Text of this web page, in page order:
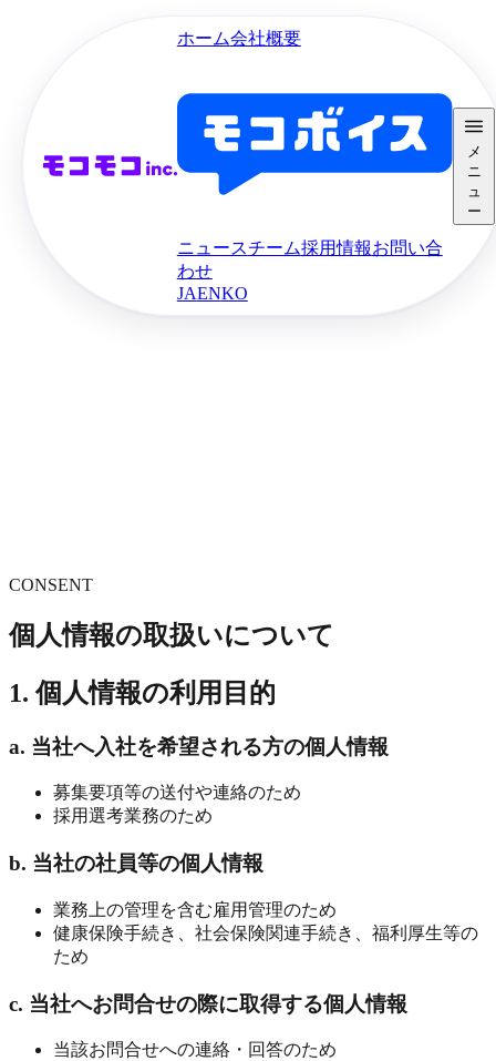
ホーム会社概要
ニュースチーム採用情報お問い合
わせ
JAENKO
メ
ニ
ュ
ー
CONSENT
個人情報の取扱いについて
1. 個人情報の利用目的
a. 当社へ入社を希望される方の個人情報
募集要項等の送付や連絡のため
採用選考業務のため
b. 当社の社員等の個人情報
業務上の管理を含む雇用管理のため
健康保険手続き、社会保険関連手続き、福利厚生等の
ため
c. 当社へお問合せの際に取得する個人情報
当該お問合せへの連絡・回答のため